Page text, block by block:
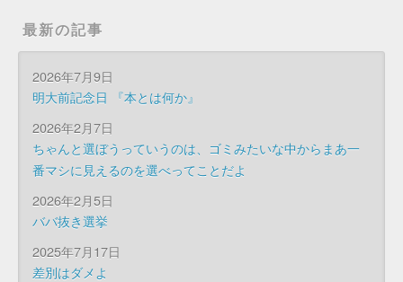
最新の記事
2026年7月9日
明大前記念日 『本とは何か』
2026年2月7日
ちゃんと選ぼうっていうのは、ゴミみたいな中からまあ一
番マシに見えるのを選べってことだよ
2026年2月5日
ババ抜き選挙
2025年7月17日
差別はダメよ